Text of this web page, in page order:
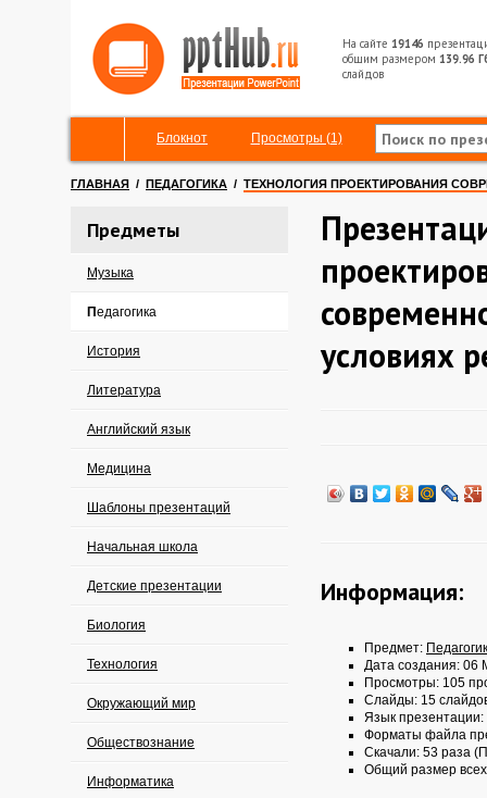
На сайте 19146
общим размером 139.96
слайдов
Блокнот Просмотры (1)
ГЛАВНАЯ / ПЕДАГОГИКА / ТЕХНОЛОГИЯ ПРОЕКТИРОВАНИЯ
Предметы
Музыка
Педагогика
История
Литература
Английский язык
Медицина
Шаблоны презентаций
Начальная школа
Детские презентации
Биология
Технология
Окружающий мир
Обществознание
Информатика
условиях
Информация:
Предмет:
Дата создания: 06
Просмотры: 105
Слайды: 15
Язык презентации:
Форматы файла
Скачали: 53 раза
Общий размер